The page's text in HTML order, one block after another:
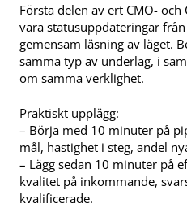
Första delen av ert CMO- och
vara statusuppdateringar
gemensam läsning av läget.
samma typ av underlag, i
om samma verklighet.
Praktiskt upplägg:
– Börja med 10 minuter på
mål, hastighet i steg, andel
– Lägg sedan 10 minuter på
kvalitet på inkommande,
kvalificerade.